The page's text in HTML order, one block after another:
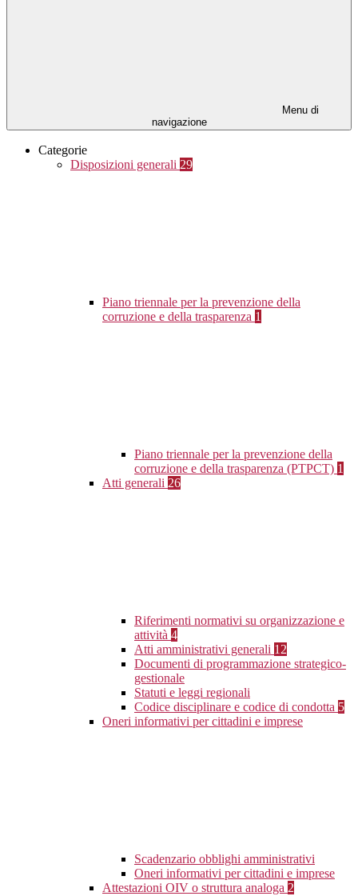
Menu di
navigazione
Categorie
Disposizioni generali 29
Piano triennale per la prevenzione della
corruzione e della trasparenza 1
Piano triennale per la prevenzione della
corruzione e della trasparenza (PTPCT) 1
Atti generali 26
Riferimenti normativi su organizzazione e
attività 4
Atti amministrativi generali 12
Documenti di programmazione strategico-
gestionale
Statuti e leggi regionali
Codice disciplinare e codice di condotta 5
Oneri informativi per cittadini e imprese
Scadenzario obblighi amministrativi
Oneri informativi per cittadini e imprese
Attestazioni OIV o struttura analoga 2